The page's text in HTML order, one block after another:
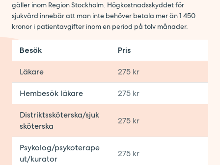
gäller inom Region Stockholm. Högkostnadsskyddet för
sjukvård innebär att man inte behöver betala mer än 1 450
kronor i patientavgifter inom en period på tolv månader.
Besök Pris
Läkare 275 kr
Hembesök läkare 275 kr
Distriktssköterska/sjuk
sköterska
275 kr
Psykolog/psykoterape
ut/kurator
275 kr